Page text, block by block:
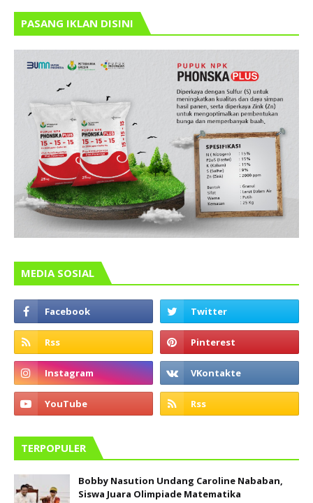
PASANG IKLAN DISINI
MEDIA SOSIAL
TERPOPULER
Bobby Nasution Undang Caroline Nababan,
Siswa Juara Olimpiade Matematika